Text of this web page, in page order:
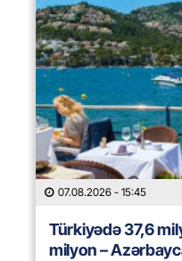
07.08.2026 - 15:45
Türkiyədə 37,6
milyon –